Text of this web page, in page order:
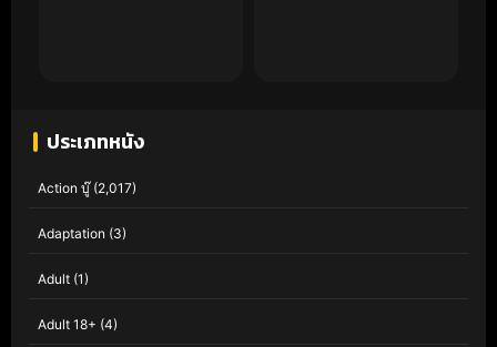
ประเภทหนัง
Action บู๊(2,017)
Adaptation (3)
Adult (1)
Adult 18+ (4)